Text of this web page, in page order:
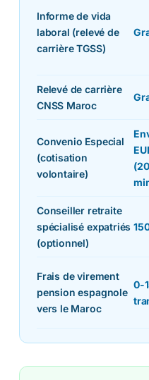
Informe de vida
laboral (relevé de
carrière TGSS)
Relevé de carrière
CNSS Maroc
Convenio Especial
(cotisation
volontaire)
Conseiller retraite
spécialisé expatriés
(optionnel)
Frais de virement
pension espagnole
vers le Maroc
0-